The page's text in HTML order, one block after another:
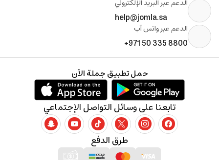
الدعم عبر البريد الإلكتروني
help@jomla.sa
الدعم عبر واتس آب
+971 50 335 8800
طرق الدفع
تابعنا على وسائل التواصل الإجتماعي
حمل تطبيق جملة الآن